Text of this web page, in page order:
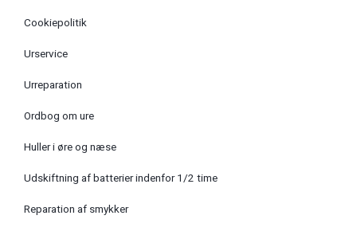
Cookiepolitik
Urservice
Urreparation
Ordbog om ure
Huller i øre og næse
Udskiftning af batterier indenfor 1/2 time
Reparation af smykker